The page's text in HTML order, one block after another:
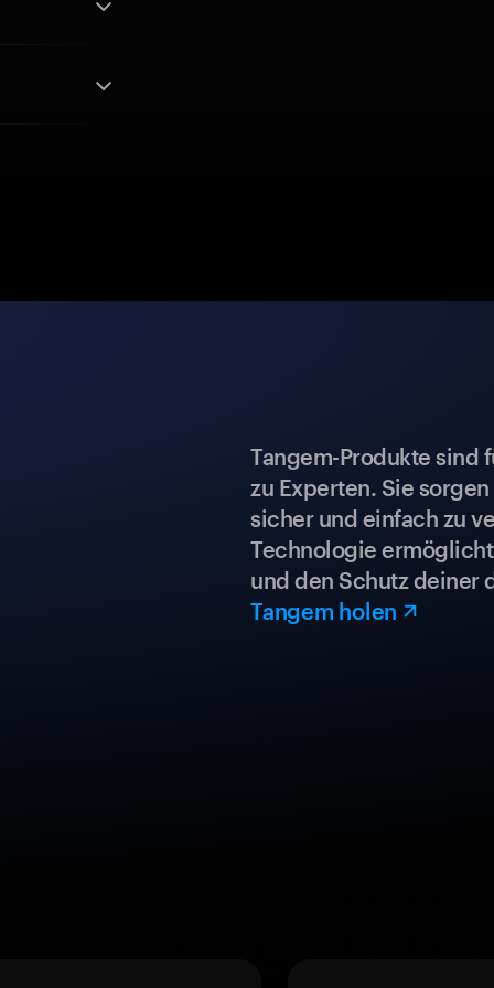
Tangem-Produkte sind
zu Experten. Sie
sicher und einfach zu
Technologie
und den Schutz deiner
Tangem holen